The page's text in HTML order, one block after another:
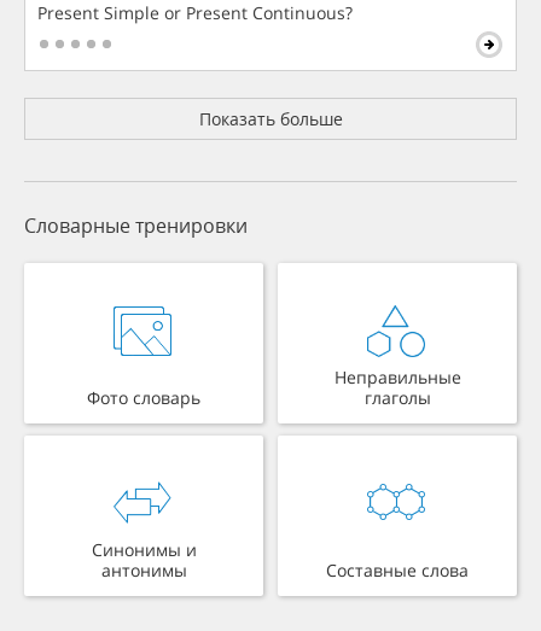
Present Simple or Present Continuous?
Показать больше
Словарные тренировки
Фото словарь
Неправильные
глаголы
Синонимы и
антонимы
Составные слова